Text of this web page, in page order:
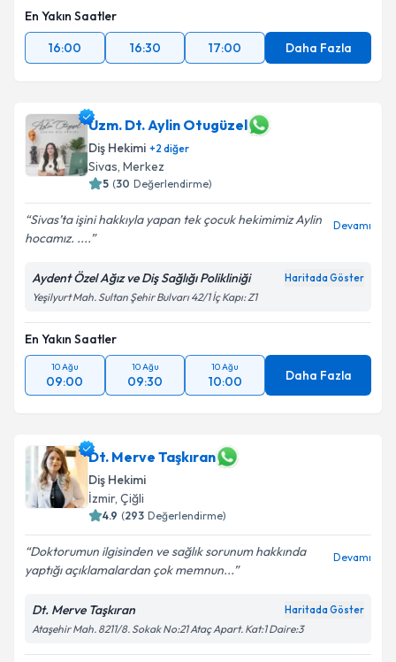
En Yakın Saatler
16:00
16:30 17:00 Daha Fazla
Uzm. Dt. Aylin Otugüzel
Diş Hekimi +2 diğer
Sivas, Merkez
5 (30 Değerlendirme)
Sivas’ta işini hakkıyla yapan tek çocuk hekimimiz Aylin
hocamız. ....
Devamı
Aydent Özel Ağız ve Diş Sağlığı Polikliniği Haritada Göster
Yeşilyurt Mah. Sultan Şehir Bulvarı 42/1 İç Kapı: Z1
En Yakın Saatler
10 Ağu
09:00
10 Ağu
09:30
10 Ağu
10:00 Daha Fazla
Dt. Merve Taşkıran
Diş Hekimi
İzmir, Çiğli
4.9 (293 Değerlendirme)
Doktorumun ilgisinden ve sağlık sorunum hakkında
yaptığı açıklamalardan çok memnun...
Devamı
Dt. Merve Taşkıran Haritada Göster
Ataşehir Mah. 8211/8. Sokak No:21 Ataç Apart. Kat:1 Daire:3